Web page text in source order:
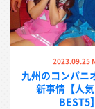
2023.09.25
九州のコンパニ
新事情【人
BEST5】